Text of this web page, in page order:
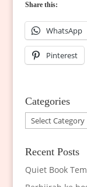
Share this:
WhatsApp
Pinterest
Categories
Categories
Recent Posts
Quiet Book